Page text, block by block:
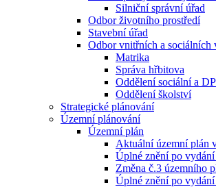
Silniční správní úřad
Odbor životního prostředí
Stavební úřad
Odbor vnitřních a sociálních
Matrika
Správa hřbitova
Oddělení sociální a
Oddělení školství
Strategické plánování
Územní plánování
Územní plán
Aktuální územní plán
Úplné znění po
Změna č.3 územního
Úplné znění po